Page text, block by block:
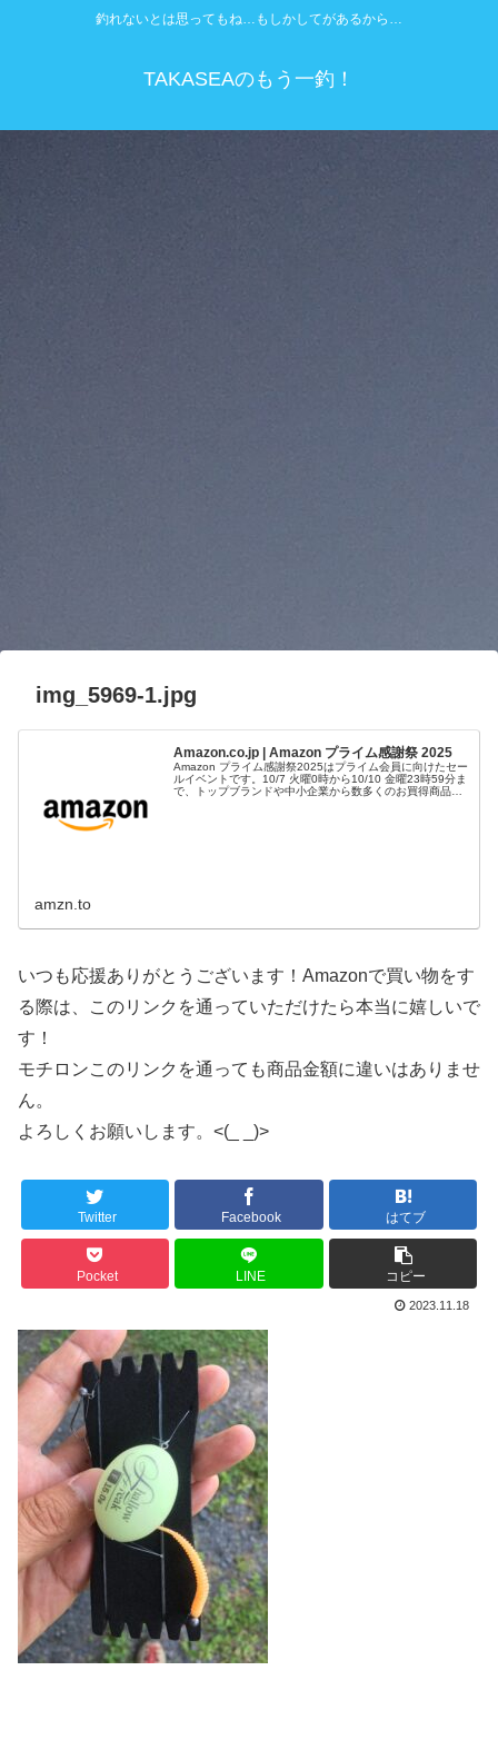
釣れないとは思ってもね…もしかしてがあるから…
TAKASEAのもう一釣！
img_5969-1.jpg
Amazon.co.jp | Amazon プライム感謝祭 2025
Amazon プライム感謝祭2025はプライム会員に向けたセー
ルイベントです。10/7 火曜0時から10/10 金曜23時59分ま
で、トップブランドや中小企業から数多くのお買得商品が
amzn.to
いつも応援ありがとうございます！Amazonで買い物をす
る際は、このリンクを通っていただけたら本当に嬉しいで
す！
モチロンこのリンクを通っても商品金額に違いはありませ
ん。
よろしくお願いします。<(_ _)>
Twitter Facebook はてブ
Pocket LINE コピー
2023.11.18